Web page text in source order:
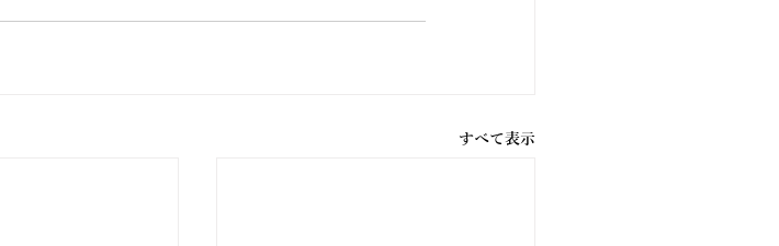
すべて表示